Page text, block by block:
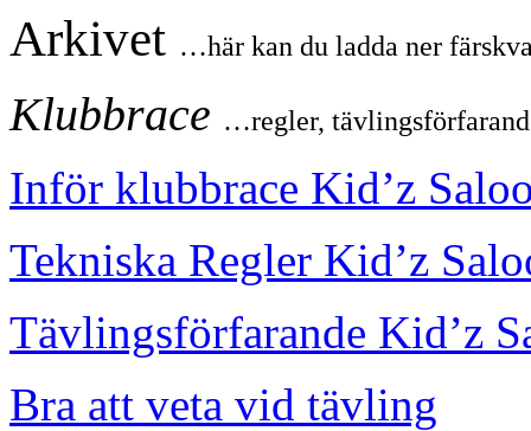
Arkivet …här kan du ladda ner
Klubbrace …regler,
Inför klubbrace Kid’z
Tekniska Regler Kid’z
Tävlingsförfarande Kid’z
Bra att veta vid tävling